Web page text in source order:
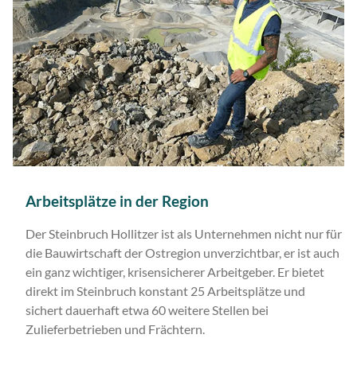
Arbeitsplätze in der Region
Der Steinbruch Hollitzer ist als Unternehmen nicht nur für
die Bauwirtschaft der Ostregion unverzichtbar, er ist auch
ein ganz wichtiger, krisensicherer Arbeitgeber. Er bietet
direkt im Steinbruch konstant 25 Arbeitsplätze und
sichert dauerhaft etwa 60 weitere Stellen bei
Zulieferbetrieben und Frächtern.